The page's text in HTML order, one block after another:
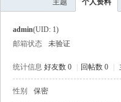
主题 个人资料
admin(UID: 1)
邮箱状态
未验证
统计信息 好友数 0 回帖数 0
性别 保密